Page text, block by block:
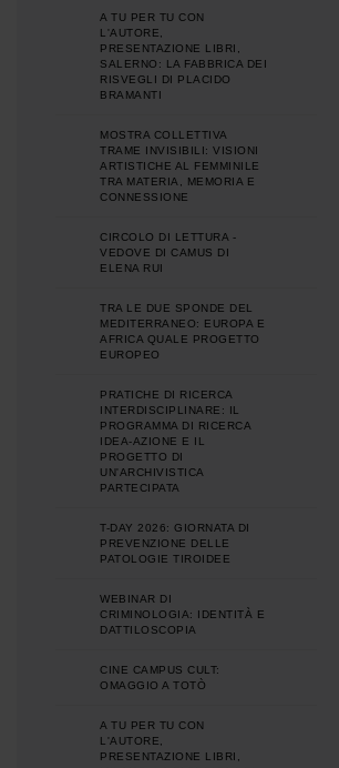
A TU PER TU CON
L'AUTORE,
PRESENTAZIONE LIBRI,
SALERNO: LA FABBRICA DEI
RISVEGLI DI PLACIDO
BRAMANTI
MOSTRA COLLETTIVA
TRAME INVISIBILI: VISIONI
ARTISTICHE AL FEMMINILE
TRA MATERIA, MEMORIA E
CONNESSIONE
CIRCOLO DI LETTURA -
VEDOVE DI CAMUS DI
ELENA RUI
TRA LE DUE SPONDE DEL
MEDITERRANEO: EUROPA E
AFRICA QUALE PROGETTO
EUROPEO
PRATICHE DI RICERCA
INTERDISCIPLINARE: IL
PROGRAMMA DI RICERCA
IDEA-AZIONE E IL
PROGETTO DI
UN'ARCHIVISTICA
PARTECIPATA
T-DAY 2026: GIORNATA DI
PREVENZIONE DELLE
PATOLOGIE TIROIDEE
WEBINAR DI
CRIMINOLOGIA: IDENTITÀ E
DATTILOSCOPIA
CINE CAMPUS CULT:
OMAGGIO A TOTÒ
A TU PER TU CON
L'AUTORE,
PRESENTAZIONE LIBRI,